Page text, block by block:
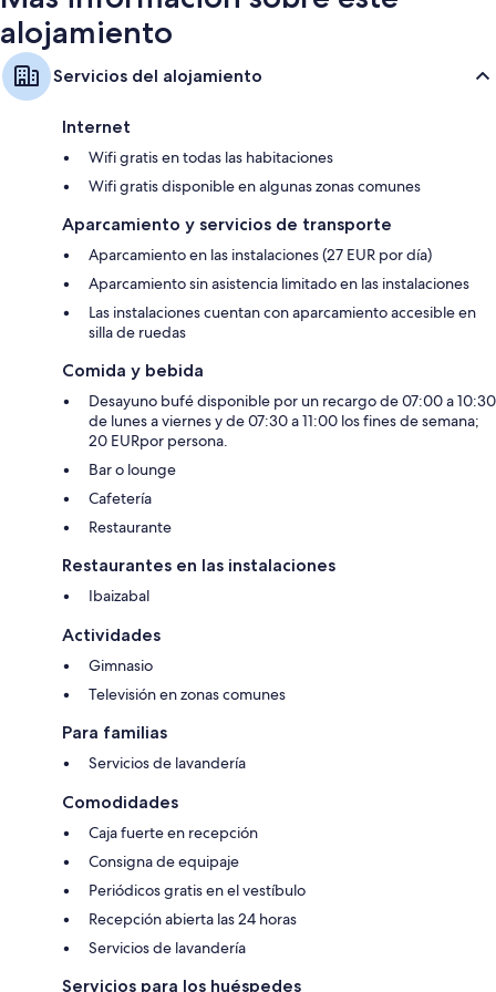
alojamiento
Servicios del alojamiento
Internet
Wifi gratis en todas las habitaciones
Wifi gratis disponible en algunas zonas comunes
Aparcamiento y servicios de transporte
Aparcamiento en las instalaciones (27 EUR por día)
Aparcamiento sin asistencia limitado en las instalaciones
Las instalaciones cuentan con aparcamiento accesible en
silla de ruedas
Comida y bebida
Desayuno bufé disponible por un recargo de 07:00 a 10:30
de lunes a viernes y de 07:30 a 11:00 los fines de semana;
20 EURpor persona.
Bar o lounge
Cafetería
Restaurante
Restaurantes en las instalaciones
Ibaizabal
Actividades
Gimnasio
Televisión en zonas comunes
Para familias
Servicios de lavandería
Comodidades
Caja fuerte en recepción
Consigna de equipaje
Periódicos gratis en el vestíbulo
Recepción abierta las 24 horas
Servicios de lavandería
Servicios para los huéspedes